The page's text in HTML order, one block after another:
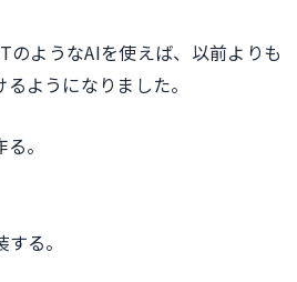
ようなAIを使えば、以前よりも
ようになりました。
。
る。